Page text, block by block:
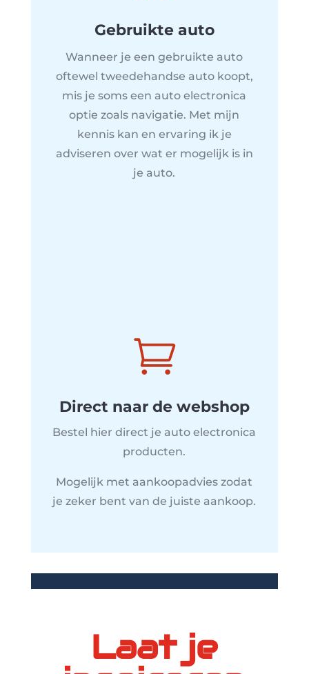
Gebruikte auto
Wanneer je een gebruikte auto
oftewel tweedehandse auto koopt,
mis je soms een auto electronica
optie zoals navigatie. Met mijn
kennis kan en ervaring ik je
adviseren over wat er mogelijk is in
je auto.

Direct naar de webshop
Bestel hier direct je auto electronica
producten.
Mogelijk met aankoopadvies zodat
je zeker bent van de juiste aankoop.
Laat je